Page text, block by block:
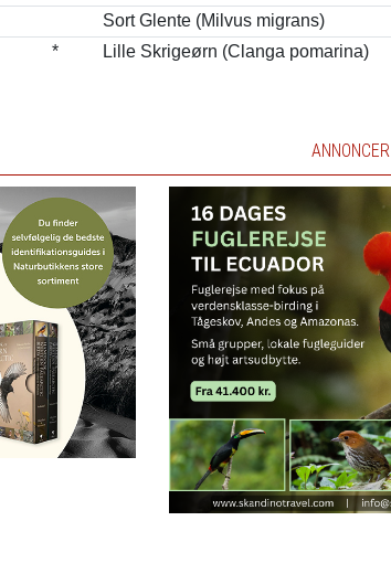
Sort Glente (Milvus migrans)
* Lille Skrigeørn (Clanga pomarina)
ANNONCER